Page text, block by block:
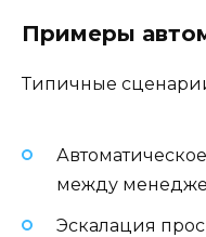
Примеры
Типичные
между
Эскалация